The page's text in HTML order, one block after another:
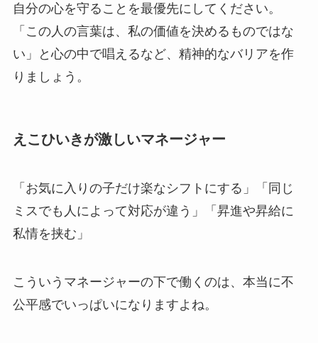
自分の心を守ることを最優先にしてください。
「この人の言葉は、私の価値を決めるものではな
い」と心の中で唱えるなど、精神的なバリアを作
りましょう。
えこひいきが激しいマネージャー
「お気に入りの子だけ楽なシフトにする」「同じ
ミスでも人によって対応が違う」「昇進や昇給に
私情を挟む」
こういうマネージャーの下で働くのは、本当に不
公平感でいっぱいになりますよね。